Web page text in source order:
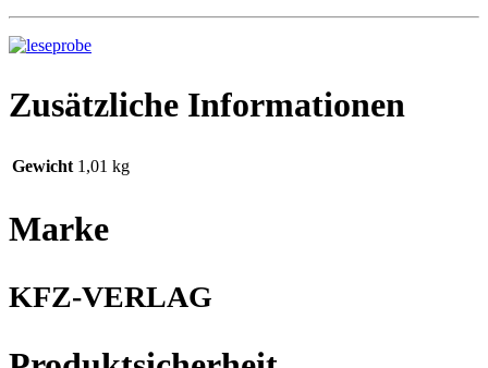
Zusätzliche Informationen
Gewicht 1,01 kg
Marke
KFZ-VERLAG